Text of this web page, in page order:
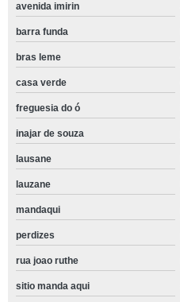
avenida imirin
barra funda
bras leme
casa verde
freguesia do ó
inajar de souza
lausane
lauzane
mandaqui
perdizes
rua joao ruthe
sitio manda aqui